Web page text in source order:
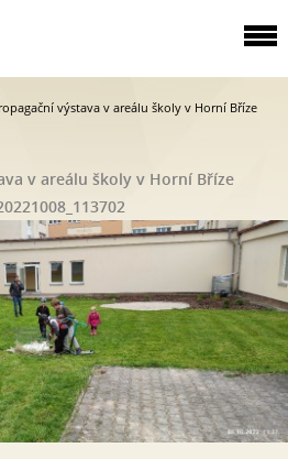
výstava v areálu školy v Horní Bříze
v areálu školy v Horní Bříze